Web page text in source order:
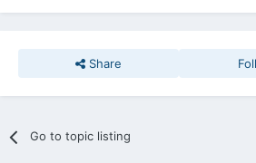
Share
Go to topic listing